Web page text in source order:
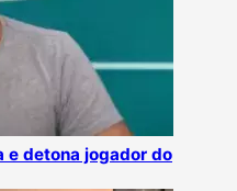
e detona jogador do